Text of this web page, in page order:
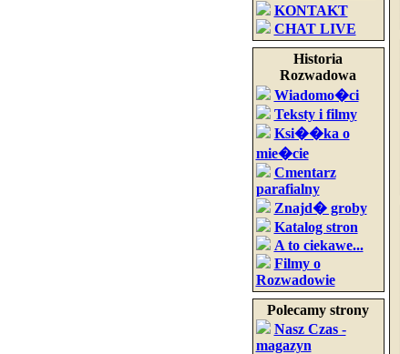
KONTAKT
CHAT LIVE
Historia
Rozwadowa
Wiadomo�ci
Teksty i filmy
Ksi��ka o
mie�cie
Cmentarz
parafialny
Znajd� groby
Katalog stron
A to ciekawe...
Filmy o
Rozwadowie
Polecamy strony
Nasz Czas -
magazyn